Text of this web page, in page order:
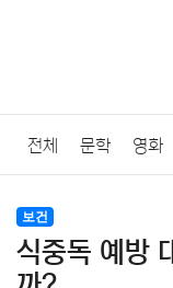
전체 문학 영화
법률
질병 가요 방송
보건
식중독 예방